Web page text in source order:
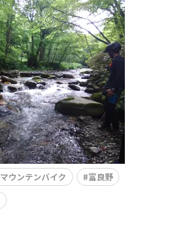
マウンテンバイク
富良野